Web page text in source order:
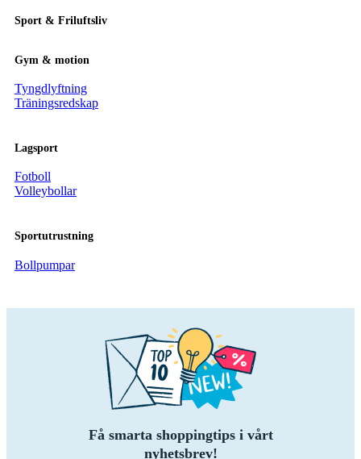
Sport & Friluftsliv
Gym & motion
Tyngdlyftning
Träningsredskap
Lagsport
Fotboll
Volleybollar
Sportutrustning
Bollpumpar
Få smarta shoppingtips i vårt
nyhetsbrev!